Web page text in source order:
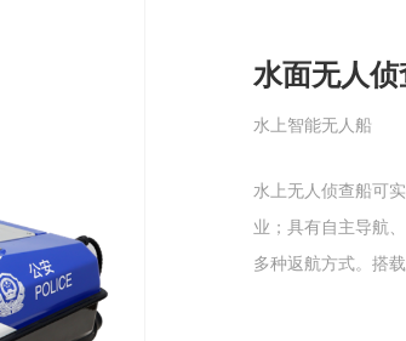
水面无人侦
水上智能无人船
水上无人侦查船可
业；具有自主导航
多种返航方式。搭